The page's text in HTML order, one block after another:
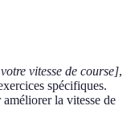
vitesse de course],
spécifiques.
la vitesse de